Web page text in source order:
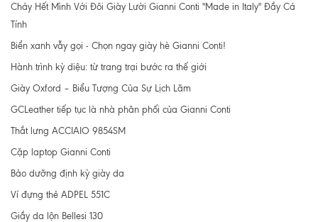
Cháy Hết Mình Với Đôi Giày Lười Gianni Conti "Made in Italy" Đầy Cá
Tính
Biển xanh vẫy gọi - Chọn ngay giày hè Gianni Conti!
Hành trình kỳ diệu: từ trang trại bước ra thế giới
Giày Oxford – Biểu Tượng Của Sự Lịch Lãm
GCLeather tiếp tục là nhà phân phối của Gianni Conti
Thắt lưng ACCIAIO 9854SM
Cặp laptop Gianni Conti
Bảo dưỡng định kỳ giày da
Ví đựng thẻ ADPEL 551C
Giầy da lộn Bellesi 130